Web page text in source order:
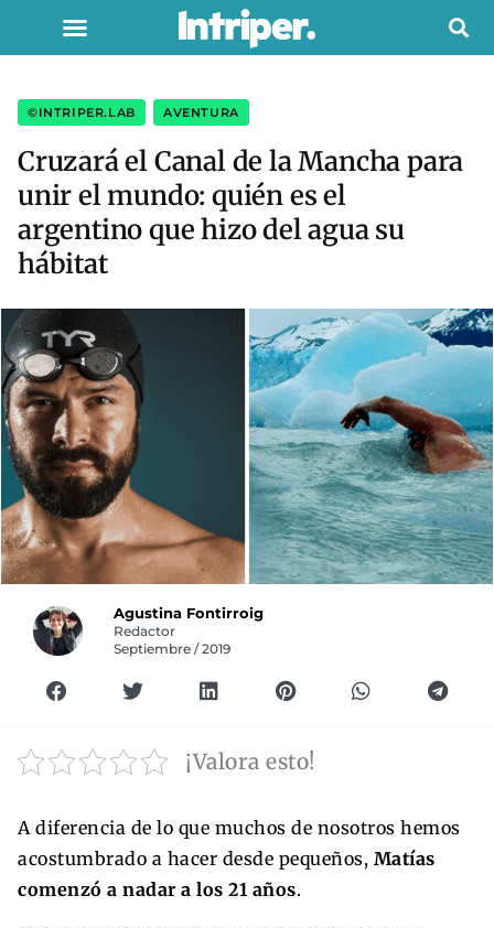
©INTRIPER.LAB AVENTURA
Cruzará el Canal de la Mancha para
unir el mundo: quién es el
argentino que hizo del agua su
hábitat
Agustina Fontirroig
Redactor
Septiembre / 2019
¡Valora esto!
A diferencia de lo que muchos de nosotros hemos
acostumbrado a hacer desde pequeños, Matías
comenzó a nadar a los 21 años.